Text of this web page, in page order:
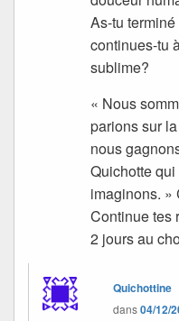
As-tu
continues-tu
sublime?
« Nous
parions sur
nous
Quichotte
imaginons. »
Continue tes
2 jours au
Quichottine
dans04/12/